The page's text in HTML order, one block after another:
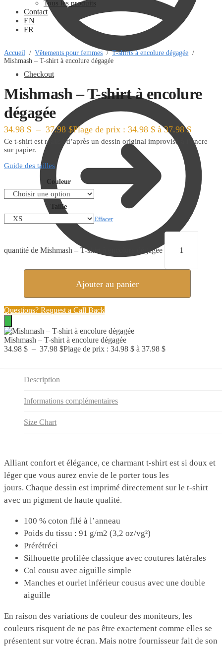
Checkout
Tous les produits
Contact
EN
FR
Accueil / Vêtements pour femmes / T-shirts à encolure dégagée /
Mishmash – T-shirt à encolure dégagée
Mishmash – T-shirt à encolure
dégagée
34.98 $ – 37.98 $Plage de prix : 34.98 $ à 37.98 $
Ce t-shirt est réalisé d’après un dessin original improvisé à l’encre
sur papier.
Guide des tailles
Couleur
Taille
Effacer
quantité de Mishmash – T-shirt à encolure dégagée
Ajouter au panier
Questions? Request a Call Back
Mishmash – T-shirt à encolure dégagée
34.98 $ – 37.98 $Plage de prix : 34.98 $ à 37.98 $
Description
Informations complémentaires
Size Chart
Alliant confort et élégance, ce charmant t-shirt est si doux et
léger que vous aurez envie de le porter tous les
jours. Chaque dessin est imprimé directement sur le t-shirt
avec un pigment de haute qualité.
100 % coton filé à l’anneau
Poids du tissu : 91 g/m2 (3,2 oz/vg²)
Prérétréci
Silhouette profilée classique avec coutures latérales
Col cousu avec aiguille simple
Manches et ourlet inférieur cousus avec une double
aiguille
En raison des variations de couleur des moniteurs, les
couleurs risquent de ne pas être exactement comme elles se
présentent sur votre écran. Mais notre fournisseur fait de son